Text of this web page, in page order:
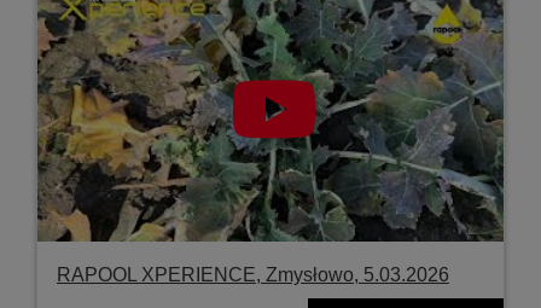
RAPOOL XPERIENCE, Zmysłowo, 5.03.2026